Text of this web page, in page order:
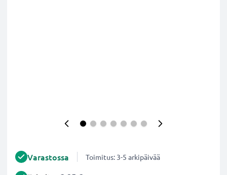
Varastossa Toimitus: 3-5 arkipäivää